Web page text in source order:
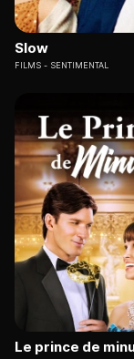
Slow
FILMS SENTIMENTAL
Le prince de